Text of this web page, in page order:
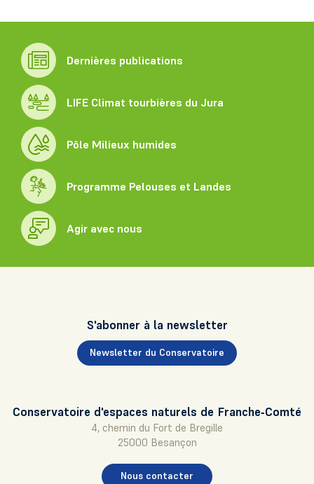
Dernières publications
LIFE Climat tourbières du Jura
Pôle Milieux humides
Programme Pelouses et Landes
Agir avec nous
S'abonner à la newsletter
Newsletter du Conservatoire
Conservatoire d'espaces naturels de Franche‑Comté
4, chemin du Fort de Bregille
25000 Besançon
Nous contacter